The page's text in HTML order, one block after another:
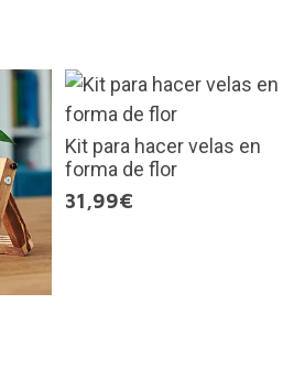
Kit para hacer velas en
forma de flor
31,99€